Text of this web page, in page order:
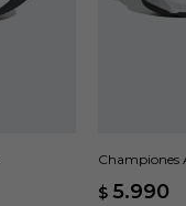
Championes
$ 5.990